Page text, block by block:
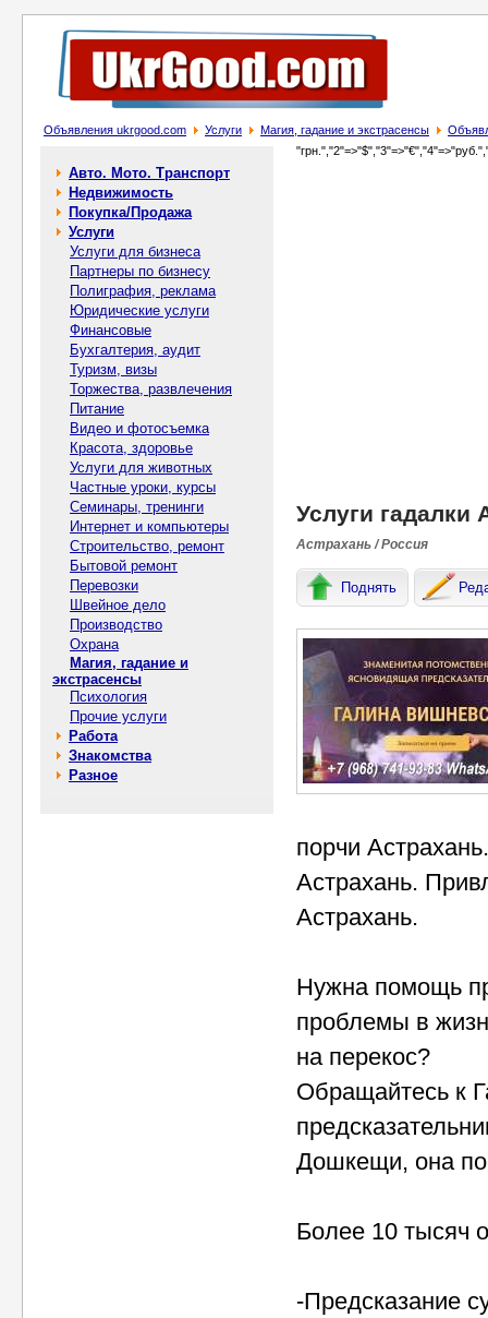
Объявления ukrgood.com Услуги Магия, гадание и экстрасенсы
Авто. Мото. Транспорт
Недвижимость
Покупка/Продажа
Услуги
Услуги для бизнеса
Партнеры по бизнесу
Полиграфия, реклама
Юридические услуги
Финансовые
Бухгалтерия, аудит
Туризм, визы
Торжества, развлечения
Питание
Видео и фотосъемка
Красота, здоровье
Услуги для животных
Частные уроки, курсы
Семинары, тренинги
Интернет и компьютеры
Строительство, ремонт
Бытовой ремонт
Перевозки
Швейное дело
Производство
Охрана
Магия, гадание и
экстрасенсы
Психология
Прочие услуги
Работа
Знакомства
Разное
Услуги гадалки
Астрахань / Россия
Поднять
порчи
Астрахань.
Астрахань.
Нужна помощь
проблемы в
на перекос?
Обращайтесь к
Дошкещи, она
Более 10 тысяч
-Предсказание